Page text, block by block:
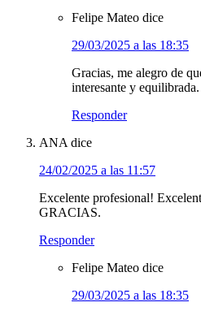
Felipe Mateo dice
29/03/2025 a las 18:35
Gracias, me alegro de
interesante y
Responder
ANA dice
24/02/2025 a las 11:57
Excelente profesional!
GRACIAS.
Responder
Felipe Mateo dice
29/03/2025 a las 18:35